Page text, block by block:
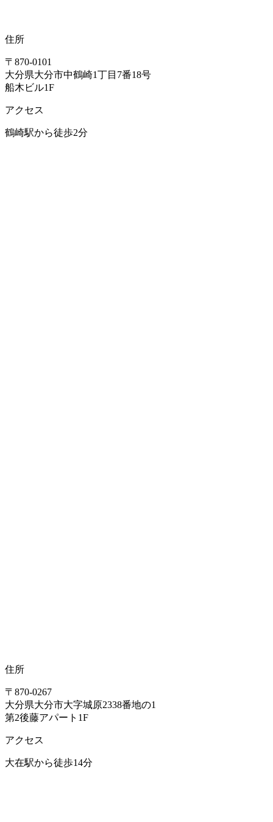
住所
〒870-0101
大分県大分市中鶴崎1丁目7番18号
船木ビル1F
アクセス
鶴崎駅から徒歩2分
住所
〒870-0267
大分県大分市大字城原2338番地の1
第2後藤アパート1F
アクセス
大在駅から徒歩14分